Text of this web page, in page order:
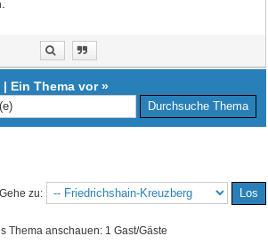
| Ein Thema vor»
Gehe zu:
Thema anschauen: 1 Gast/Gäste